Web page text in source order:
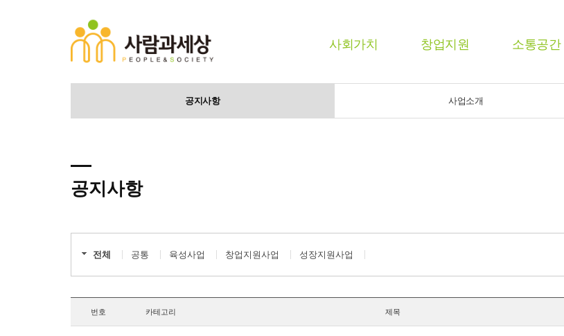
사회가치 창업지원 소통공간
공지사항 사업소개
공지사항
전체 공통 육성사업 창업지원사업 성장지원사업
번호 카테고리 제목